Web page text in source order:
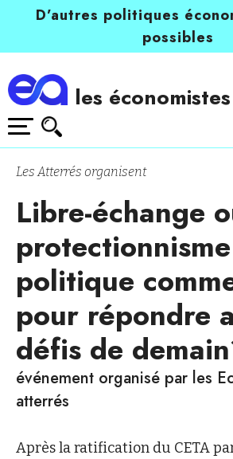
D’autres politiques
possibles
les
Les Atterrés organisent
Libre-échange
politique
pour répondre
défis de
événement organisé par les
atterrés
Après la ratification du CETA